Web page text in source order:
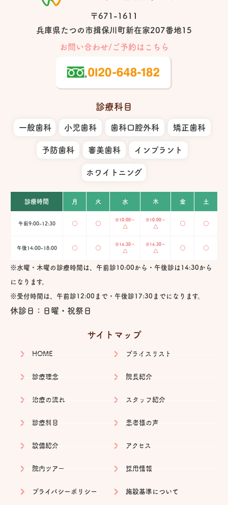
〒671-1611
兵庫県たつの市揖保川町新在家207番地15
お問い合わせ/ご予約はこちら
サイトマップ
HOME
診療理念
治療の流れ
診療科目
設備紹介
院内ツアー
プライバシーポリシー
プライスリスト
院長紹介
スタッフ紹介
患者様の声
アクセス
採用情報
施設基準について
診療科目
一般歯科 小児歯科 歯科口腔外科 矯正歯科
予防歯科 審美歯科 インプラント
ホワイトニング
診療時間 月 火 水 木 金 土
午前9:00-12:30 ◯ ◯
※10:00〜
△
※10:00〜
△
◯ ◯
午後14:00-18:00 ◯ ◯
※14:30〜
△
※14:30〜
△
◯ ◯
※水曜・木曜の診療時間は、午前診10:00から・午後診は14:30から
になります。
※受付時間は、午前診12:00まで・午後診17:30までになります。
休診日：日曜・祝祭日